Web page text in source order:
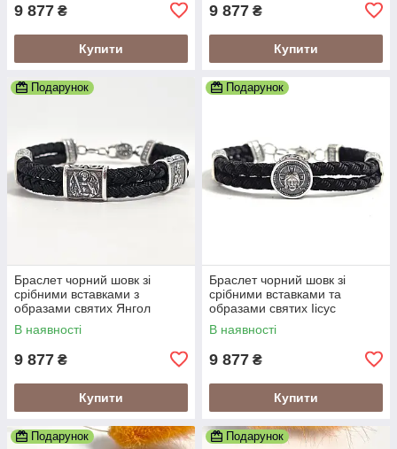
9 877 ₴
Купити
9 877 ₴
Купити
Подарунок
Браслет чорний шовк зі
срібними вставками з
образами святих Янгол
Охоронець
В наявності
9 877 ₴
Купити
Подарунок
Браслет чорний шовк зі
срібними вставками та
образами святих Іісус
Христос
В наявності
9 877 ₴
Купити
Подарунок Подарунок